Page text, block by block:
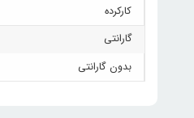
کارکرده
گارانتی
بدون گارانتی